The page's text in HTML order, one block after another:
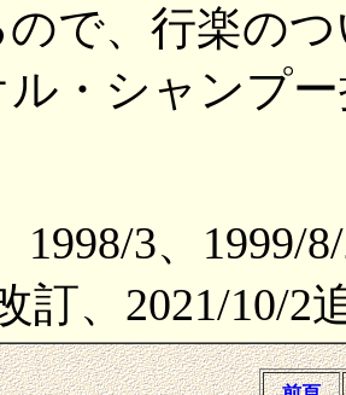
ので、行楽の
・シャンプ
3、 1999/
訂、2021/10/2